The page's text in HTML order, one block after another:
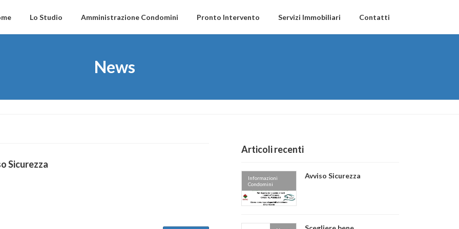
Lo Studio Amministrazione Condomini Pronto Intervento Servizi Immobiliari Contatti
News
Sicurezza
Articoli recenti
Informazioni
Condomini
Avviso Sicurezza